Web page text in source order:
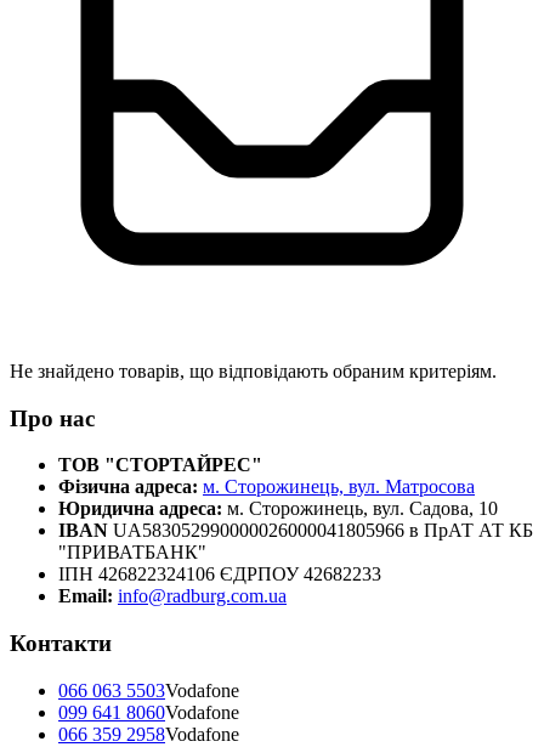
Не знайдено товарів, що відповідають обраним критеріям.
Про нас
ТОВ "СТОРТАЙРЕС"
Фізична адреса: м. Сторожинець, вул. Матросова
Юридична адреса: м. Сторожинець, вул. Садова, 10
IBAN UA583052990000026000041805966 в ПрАТ АТ КБ
"ПРИВАТБАНК"
ІПН 426822324106 ЄДРПОУ 42682233
Email: info@radburg.com.ua
Контакти
066 063 5503Vodafone
099 641 8060Vodafone
066 359 2958Vodafone